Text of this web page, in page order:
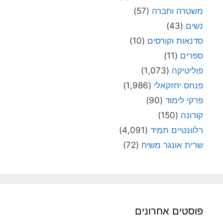
משטרה וחברה (57)
נשים (43)
סדנאות וקורסים (10)
ספרים (11)
פוליטיקה (1,073)
פנחס יחזקאלי (1,986)
פרקי לימוד (90)
קורונה (150)
רלוונטיים תמיד (4,091)
שרית אונגר משיח (72)
פוסטים אחרונים